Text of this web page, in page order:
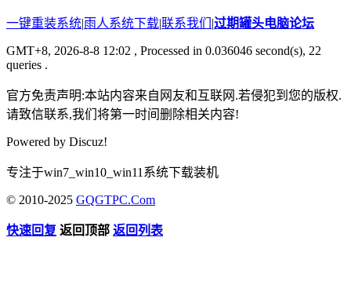
一键重装系统|雨人系统下载|联系我们 |过期罐头电脑论坛
GMT+8, 2026-8-8 12:02 , Processed in 0.036046 second(s), 22
queries .
官方免责声明:本站内容来自网友和互联网.若侵犯到您的版权.
请致信联系,我们将第一时间删除相关内容!
Powered by Discuz!
专注于win7_win10_win11系统下载装机
© 2010-2025 GQGTPC.Com
快速回复 返回顶部 返回列表